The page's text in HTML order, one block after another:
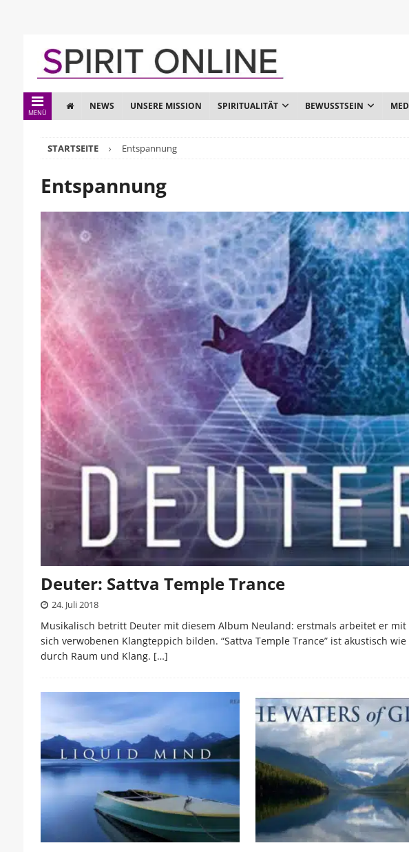
MENÜ
NEWS UNSERE MISSION SPIRITUALITÄT BEWUSSTSEIN
STARTSEITE Entspannung
Entspannung
Deuter: Sattva Temple Trance
24. Juli 2018
Musikalisch betritt Deuter mit diesem Album Neuland: erstmals arbeitet er
sich verwobenen Klangteppich bilden. “Sattva Temple Trance” ist akustisch
durch Raum und Klang. […]